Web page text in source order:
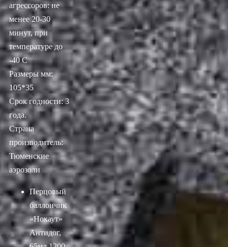
агрессоров: не
менее 20-30
минут, при
температуре до
-40 С
Размеры мм:
105*35
Срок годности: 3
года.
Страна
производитель:
Тюменские
аэрозоли
Перцовый
баллончик
«Нокаут»
Антидог,